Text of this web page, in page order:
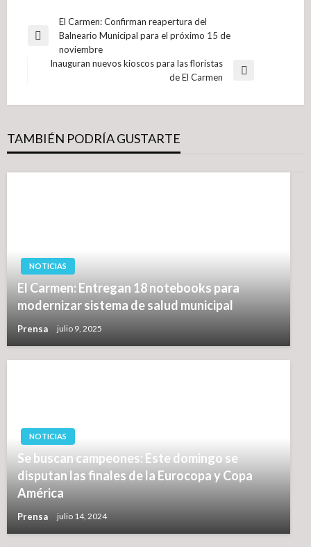
Navegación
de
entradas
Entrada
anterior
El Carmen: Confirman reapertura del
Balneario Municipal para el próximo 15 de
noviembre
Inauguran nuevos kioscos para las floristas
de El Carmen
TAMBIÉN PODRÍA GUSTARTE
NOTICIAS
El Carmen: Entregan 18 notebooks para
modernizar sistema de salud municipal
Prensa julio 9, 2025
NOTICIAS
Se buscan campeones: Este domingo se
disputan las finales de la Eurocopa y Copa
América
Prensa julio 14, 2024